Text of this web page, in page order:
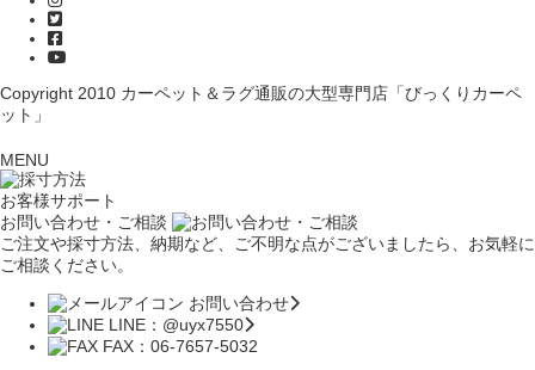
Copyright 2010 カーペット＆ラグ通販の大型専門店「びっくりカーペ
ット」
MENU
お客様サポート
お問い合わせ・ご相談
ご注文や採寸方法、納期など、ご不明な点がございましたら、お気軽に
ご相談ください。
お問い合わせ
LINE：@uyx7550
FAX：06-7657-5032